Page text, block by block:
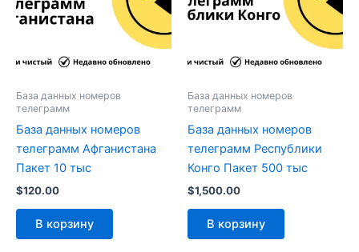
База данных номеров
телеграмм
База данных номеров
телеграмм Афганистана
Пакет 10 тыс
$120.00
В корзину
База данных номеров
телеграмм
База данных номеров
телеграмм Республики
Конго Пакет 500 тыс
$1,500.00
В корзину